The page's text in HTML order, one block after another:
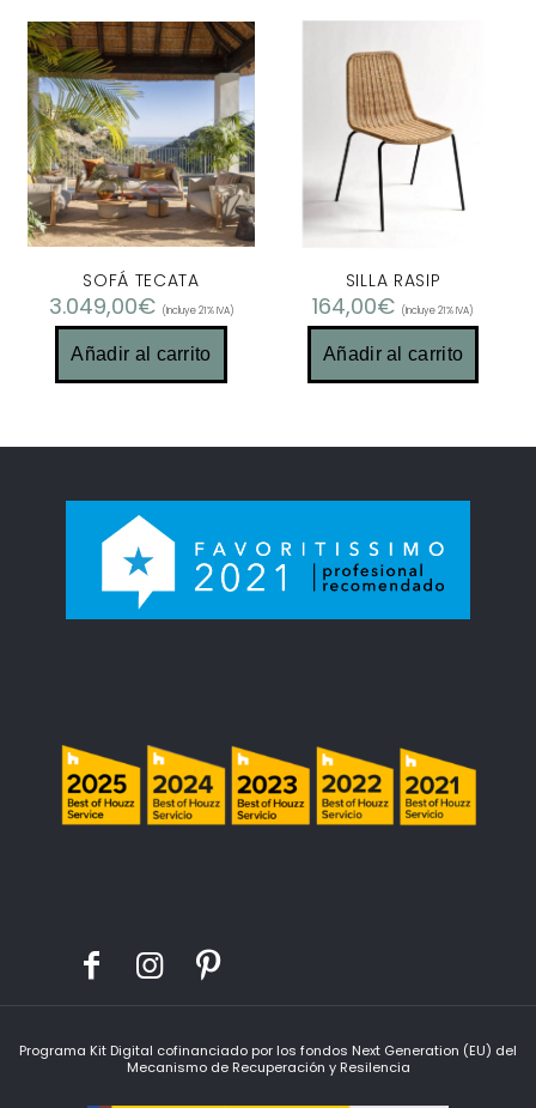
SOFÁ TECATA
3.049,00€ (Incluye 21% IVA)
Añadir al carrito
SILLA RASIP
164,00€ (Incluye 21% IVA)
Añadir al carrito
Programa Kit Digital cofinanciado por los fondos Next Generation (EU) del
Mecanismo de Recuperación y Resilencia